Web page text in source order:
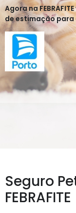
Agora na
de estimação para
Seguro
FEBRAFITE